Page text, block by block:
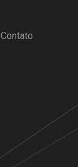
Contato